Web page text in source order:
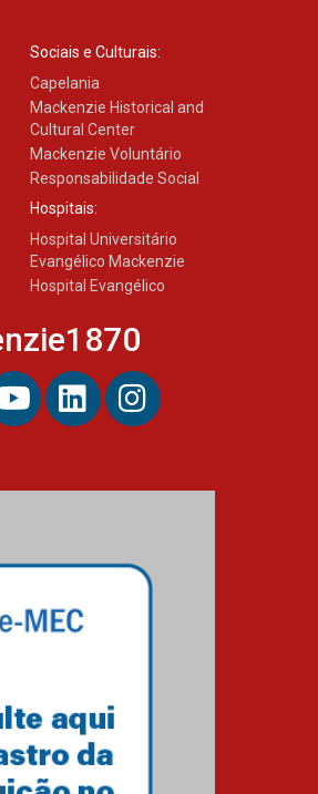
Sociais e Culturais:
Capelania
Mackenzie Historical and
Cultural Center
Mackenzie Voluntário
Responsabilidade Social
Hospitais:
Hospital Universitário
Evangélico Mackenzie
Hospital Evangélico